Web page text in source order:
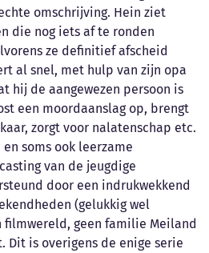
omschrijving. Hein ziet
die nog iets af te ronden
ze definitief afscheid
al snel, met hulp van zijn opa
hij de aangewezen persoon is
een moordaanslag op, brengt
zorgt voor nalatenschap etc.
soms ook leerzame
van de jeugdige
door een indrukwekkend
(gelukkig wel
geen familie Meiland
Dit is overigens de enige serie